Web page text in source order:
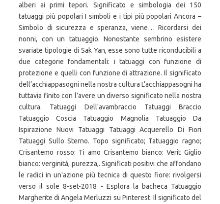
alberi ai primi tepori. Significato e simbologia dei 150
tatuaggi più popolari I simboli e i tipi più popolari Ancora –
Simbolo di sicurezza e speranza, viene… Ricordarsi dei
nonni, con un tatuaggio. Nonostante sembrino esistere
svariate tipologie di Sak Yan, esse sono tutte riconducibili a
due categorie fondamentali: i tatuaggi con funzione di
protezione e quelli con funzione di attrazione. Il significato
dell’acchiappasogni nella nostra cultura L’acchiappasogni ha
tuttavia finito con l’avere un diverso significato nella nostra
cultura. Tatuaggi Dell'avambraccio Tatuaggi Braccio
Tatuaggio Coscia Tatuaggio Magnolia Tatuaggio Da
Ispirazione Nuovi Tatuaggi Tatuaggi Acquerello Di Fiori
Tatuaggi Sullo Sterno. Topo significato; Tatuaggio ragno;
Crisantemo rosso: Ti amo Crisantemo bianco: Verit Giglio
bianco: verginità, purezza,. Significati positivi che affondano
le radici in un'azione più tecnica di questo fiore: rivolgersi
verso il sole 8-set-2018 - Esplora la bacheca Tatuaggio
Margherite di Angela Merluzzi su Pinterest. Il significato del